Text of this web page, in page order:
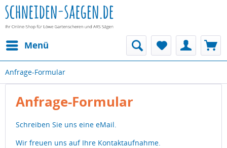
Menü
Anfrage-Formular
Anfrage-Formular
Schreiben Sie uns eine eMail.
Wir freuen uns auf Ihre Kontaktaufnahme.